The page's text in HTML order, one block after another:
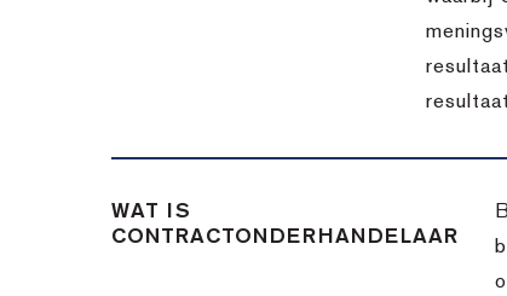
WAT IS
CONTRACTONDERHANDELAAR